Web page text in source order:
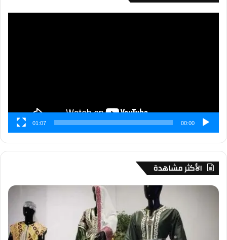
00:00
01:07
الأكثر مشاهدة